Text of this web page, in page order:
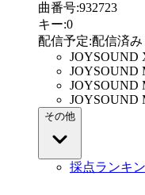
曲番号:932723
キー:0
配信予定:配信済み
JOYSOUND
JOYSOUND
JOYSOUND
JOYSOUND
その他
採点ランキ